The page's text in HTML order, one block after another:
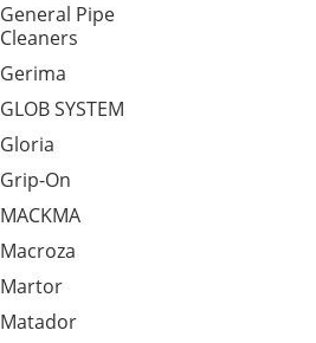
General Pipe
Cleaners
Gerima
GLOB SYSTEM
Gloria
Grip-On
MACKMA
Macroza
Martor
Matador